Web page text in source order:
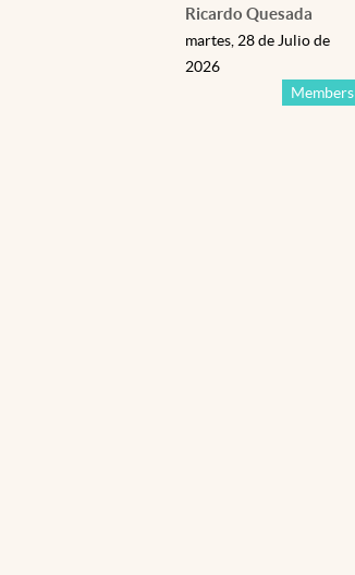
Ricardo Quesada
Members
martes, 28 de Julio de
2026